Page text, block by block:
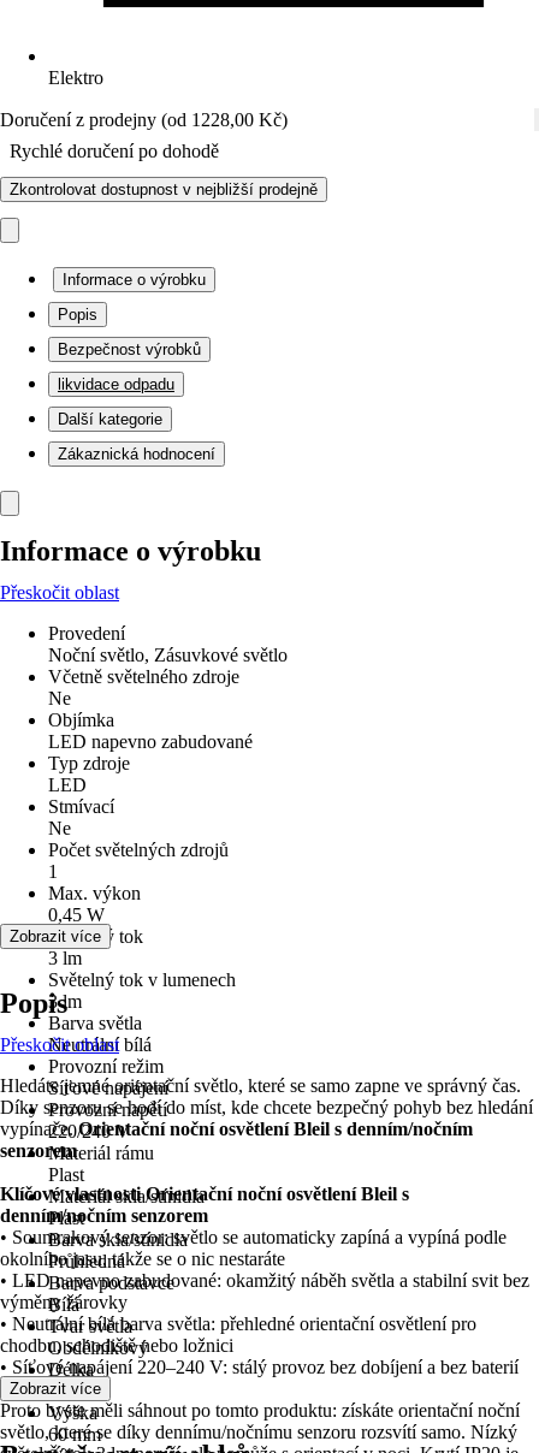
Elektro
Doručení z prodejny (od 1228,00 Kč)
Rychlé doručení po dohodě
Zkontrolovat dostupnost v nejbližší prodejně
Informace o výrobku
Popis
Bezpečnost výrobků
likvidace odpadu
Další kategorie
Zákaznická hodnocení
Informace o výrobku
Přeskočit oblast
Provedení
Noční světlo, Zásuvkové světlo
Včetně světelného zdroje
Ne
Objímka
LED napevno zabudované
Typ zdroje
LED
Stmívací
Ne
Počet světelných zdrojů
1
Max. výkon
0,45 W
Světelný tok
3 lm
Světelný tok v lumenech
3 lm
Barva světla
Neutrální bílá
Provozní režim
Síťové napájení
Provozní napětí
220/240 V
Materiál rámu
Plast
Materiál skla/stínidla
Plast
Barva skla/stínidla
Průhledná
Barva podstavce
Bílá
Tvar světla
Obdélníkový
Délka
60 mm
Výška
60 mm
Zobrazit více
Popis
Přeskočit oblast
Hledáte jemné orientační světlo, které se samo zapne ve správný čas.
Díky senzoru se hodí do míst, kde chcete bezpečný pohyb bez hledání
vypínače.Orientační noční osvětlení Bleil s denním/nočním
senzorem
Klíčové vlastnosti Orientační noční osvětlení Bleil s
denním/nočním senzorem
• Soumrakový senzor: světlo se automaticky zapíná a vypíná podle
okolního jasu, takže se o nic nestaráte
• LED napevno zabudované: okamžitý náběh světla a stabilní svit bez
výměny žárovky
• Neutrální bílá barva světla: přehledné orientační osvětlení pro
chodbu, schodiště nebo ložnici
• Síťové napájení 220–240 V: stálý provoz bez dobíjení a bez baterií
Proto byste měli sáhnout po tomto produktu: získáte orientační noční
světlo, které se díky dennímu/nočnímu senzoru rozsvítí samo. Nízký
Zobrazit více